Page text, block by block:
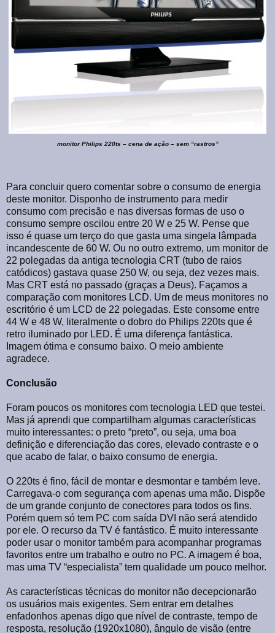
monitor Philips 220ts – cena de ação – sem “rastros”
Para concluir quero comentar sobre o consumo de energia
deste monitor. Disponho de instrumento para medir
consumo com precisão e nas diversas formas de uso o
consumo sempre oscilou entre 20 W e 25 W. Pense que
isso é quase um terço do que gasta uma singela lâmpada
incandescente de 60 W. Ou no outro extremo, um monitor de
22 polegadas da antiga tecnologia CRT (tubo de raios
catódicos) gastava quase 250 W, ou seja, dez vezes mais.
Mas CRT está no passado (graças a Deus). Façamos a
comparação com monitores LCD. Um de meus monitores no
escritório é um LCD de 22 polegadas. Este consome entre
44 W e 48 W, literalmente o dobro do Philips 220ts que é
retro iluminado por LED. É uma diferença fantástica.
Imagem ótima e consumo baixo. O meio ambiente
agradece.
Conclusão
Foram poucos os monitores com tecnologia LED que testei.
Mas já aprendi que compartilham algumas características
muito interessantes: o preto “preto”, ou seja, uma boa
definição e diferenciação das cores, elevado contraste e o
que acabo de falar, o baixo consumo de energia.
O 220ts é fino, fácil de montar e desmontar e também leve.
Carregava-o com segurança com apenas uma mão. Dispõe
de um grande conjunto de conectores para todos os fins.
Porém quem só tem PC com saída DVI não será atendido
por ele. O recurso da TV é fantástico. É muito interessante
poder usar o monitor também para acompanhar programas
favoritos entre um trabalho e outro no PC. A imagem é boa,
mas uma TV “especialista” tem qualidade um pouco melhor.
As características técnicas do monitor não decepcionarão
os usuários mais exigentes. Sem entrar em detalhes
enfadonhos apenas digo que nível de contraste, tempo de
resposta, resolução (1920x1080), ângulo de visão (entre